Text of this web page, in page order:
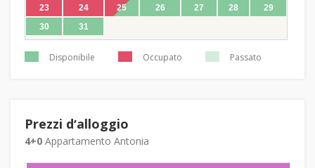
23
24 25 26 27 28
29
30
31
Disponibile Occupato Passato
Prezzi dʼalloggio
4+0 Appartamento Antonia